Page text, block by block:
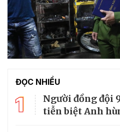
ĐỌC NHIỀU
1
Người đồng đội
tiễn biệt Anh